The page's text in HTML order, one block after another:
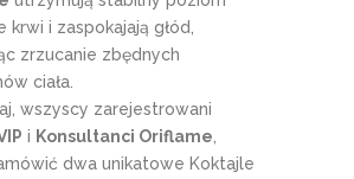
krwi i zaspokajają głód,
zrzucanie zbędnych
ciała.
wszyscy zarejestrowani
i Konsultanci Oriflame
dwa unikatowe Koktajle